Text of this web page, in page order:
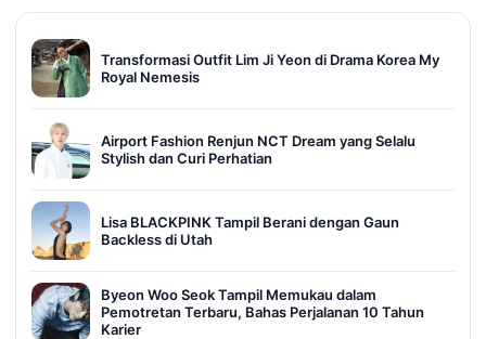
Transformasi Outfit Lim Ji Yeon di Drama Korea My
Royal Nemesis
Airport Fashion Renjun NCT Dream yang Selalu
Stylish dan Curi Perhatian
Lisa BLACKPINK Tampil Berani dengan Gaun
Backless di Utah
Byeon Woo Seok Tampil Memukau dalam
Pemotretan Terbaru, Bahas Perjalanan 10 Tahun
Karier